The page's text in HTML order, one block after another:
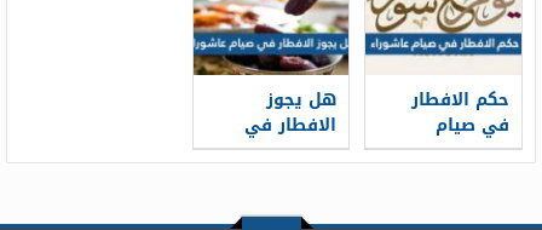
حكم الافطار
في صيام
عاشوراء
هل يجوز
الافطار في
صيام عاشوراء